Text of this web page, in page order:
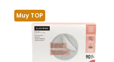
Muy TOP